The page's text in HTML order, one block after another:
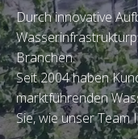
Durch innovative
Branchen.
Seit 2004 haben
marktführenden
Sie, wie unser Team